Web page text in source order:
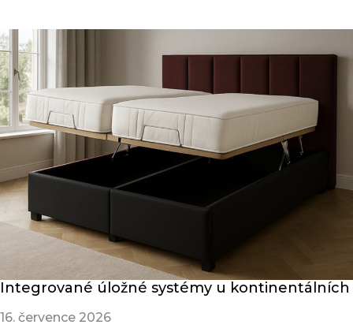
Integrované úložné systémy u kontinentálních
16. července 2026